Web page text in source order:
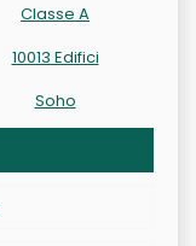
Classe A
10013 Edifici
Soho